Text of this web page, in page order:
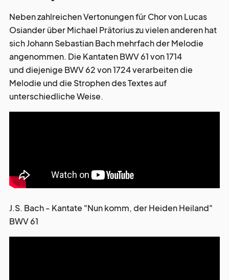
Neben zahlreichen Vertonungen für Chor von Lucas
Osiander über Michael Prätorius zu vielen anderen hat
sich Johann Sebastian Bach mehrfach der Melodie
angenommen. Die Kantaten BWV 61 von 1714
und diejenige BWV 62 von 1724 verarbeiten die
Melodie und die Strophen des Textes auf
unterschiedliche Weise.
J.S. Bach - Kantate "Nun komm, der Heiden Heiland"
BWV 61